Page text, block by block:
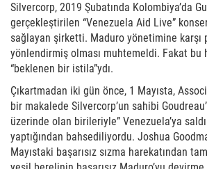
Silvercorp, 2019 Şubatında Kolombiya’da
gerçekleştirilen “Venezuela Aid Live”
sağlayan şirketti. Maduro yönetimine karşı
yönlendirmiş olması muhtemeldi. Fakat bu
“beklenen bir istila”ydı.
Çıkartmadan iki gün önce, 1 Mayısta,
bir makalede Silvercorp’un sahibi
üzerinde olan birileriyle” Venezuela’ya
yaptığından bahsediliyordu. Joshua
Mayıstaki başarısız sızma harekatından